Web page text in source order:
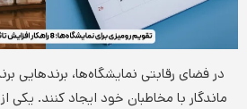
در فضای رقابتی نمایشگاه‌ها، برندهایی
ماندگار با مخاطبان خود ایجاد کنند. یکی از